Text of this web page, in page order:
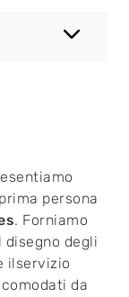
persona
. Forniamo
degli
ilservizio
da